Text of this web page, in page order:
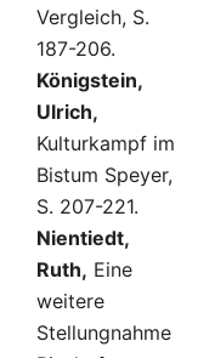
Vergleich, S.
187-206.
Königstein,
Ulrich,
Kulturkampf im
Bistum Speyer,
S. 207-221.
Nientiedt,
Ruth, Eine
weitere
Stellungnahme